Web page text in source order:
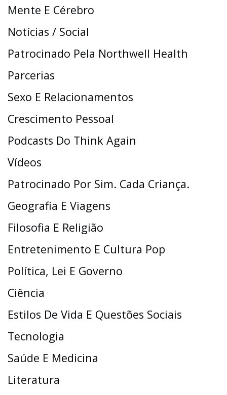
Mente E Cérebro
Notícias / Social
Patrocinado Pela Northwell Health
Parcerias
Sexo E Relacionamentos
Crescimento Pessoal
Podcasts Do Think Again
Vídeos
Patrocinado Por Sim. Cada Criança.
Geografia E Viagens
Filosofia E Religião
Entretenimento E Cultura Pop
Política, Lei E Governo
Ciência
Estilos De Vida E Questões Sociais
Tecnologia
Saúde E Medicina
Literatura